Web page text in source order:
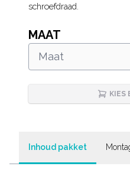
schroefdraad.
MAAT
Maat
KIES
Inhoud pakket